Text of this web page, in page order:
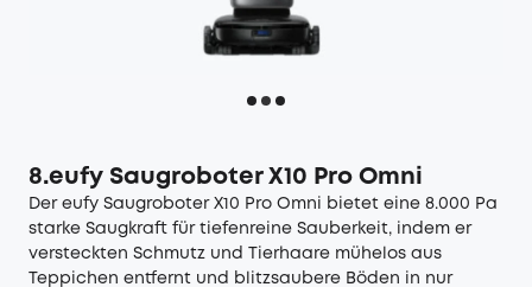
8.eufy Saugroboter X10 Pro Omni
Der eufy Saugroboter X10 Pro Omni bietet eine 8.000 Pa
starke Saugkraft für tiefenreine Sauberkeit, indem er
versteckten Schmutz und Tierhaare mühelos aus
Teppichen entfernt und blitzsaubere Böden in nur